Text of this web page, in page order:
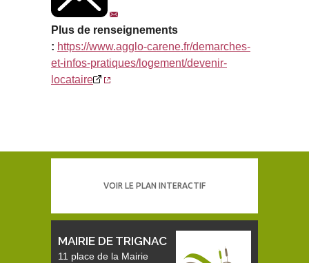
Plus de renseignements
: https://www.agglo-carene.fr/demarches-
et-infos-pratiques/logement/devenir-
locataire
VOIR LE PLAN INTERACTIF
MAIRIE DE TRIGNAC
11 place de la Mairie